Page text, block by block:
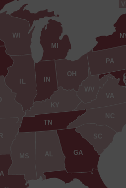
AL GA
IN
KY
MI
MS
NC
OH
PA
SC
TN
VA
WV
WI